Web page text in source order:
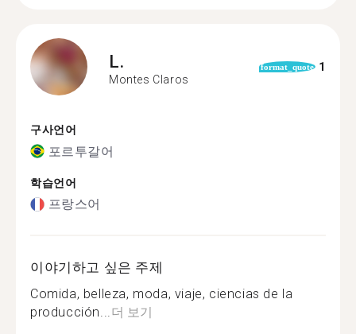
L.
Montes Claros
format_quote 1
구사언어
포르투갈어
학습언어
프랑스어
이야기하고 싶은 주제
Comida, belleza, moda, viaje, ciencias de la
producción...더 보기